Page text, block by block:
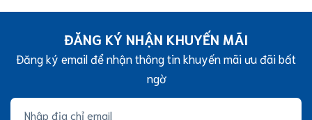
ĐĂNG KÝ NHẬN KHUYẾN MÃI
Đăng ký email để nhận thông tin khuyến mãi ưu đãi bất
ngờ